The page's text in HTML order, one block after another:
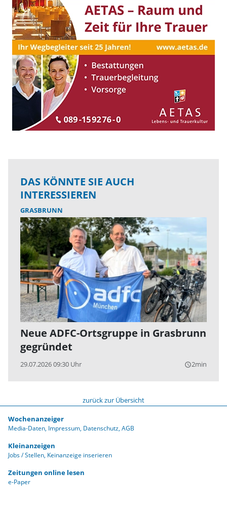
DAS KÖNNTE SIE AUCH
INTERESSIEREN
GRASBRUNN
Neue ADFC-Ortsgruppe in Grasbrunn
gegründet
29.07.2026 09:30 Uhr query_builder2min
zurück zur Übersicht
Wochenanzeiger
Media-Daten Impressum Datenschutz AGB
Kleinanzeigen
Jobs / Stellen Keinanzeige inserieren
Zeitungen online lesen
e-Paper